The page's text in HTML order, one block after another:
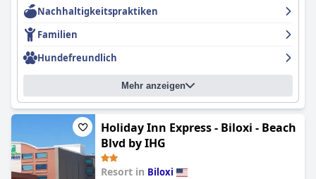
Nachhaltigkeitspraktiken
Familien
Hundefreundlich
Mehr anzeigen
Holiday Inn Express - Biloxi - Beach
Blvd by IHG
Resort in Biloxi